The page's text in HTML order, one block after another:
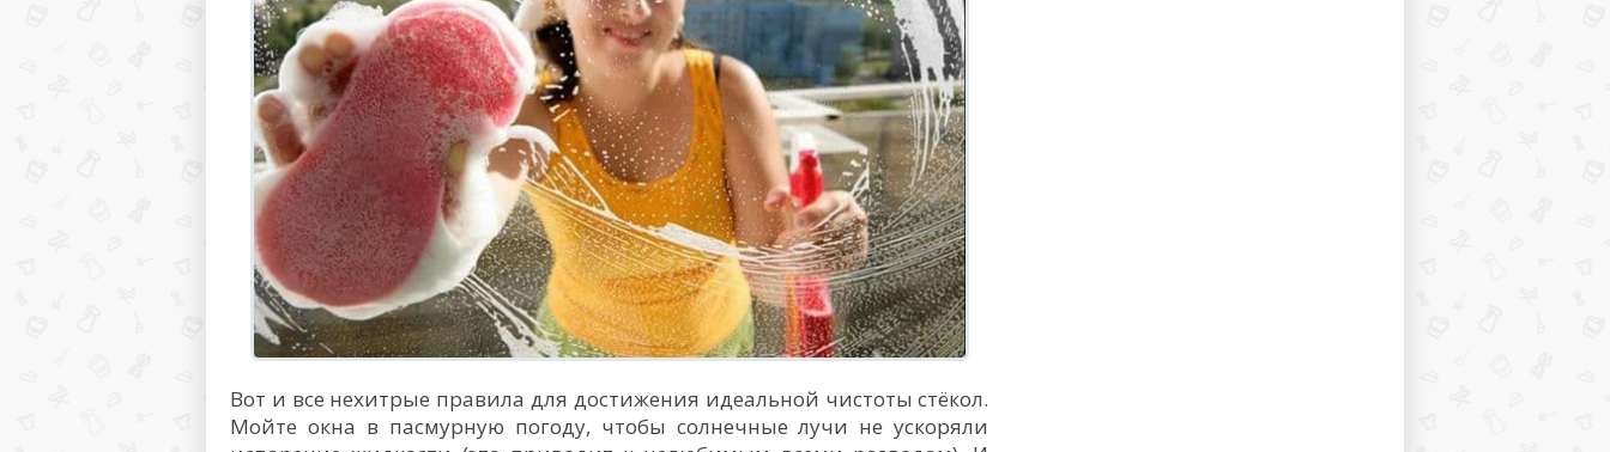
Вот и все нехитрые правила для достижения идеальной чистоты стёкол.
Мойте окна в пасмурную погоду, чтобы солнечные лучи не ускоряли